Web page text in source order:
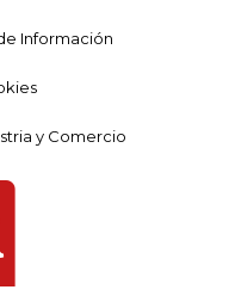
Información
y Comercio